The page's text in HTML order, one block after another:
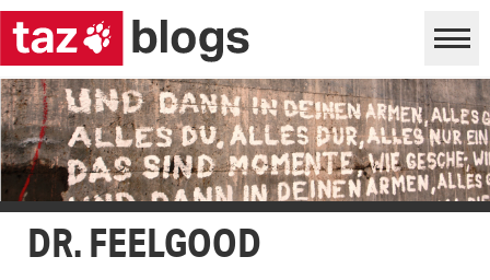
DR. FEELGOOD